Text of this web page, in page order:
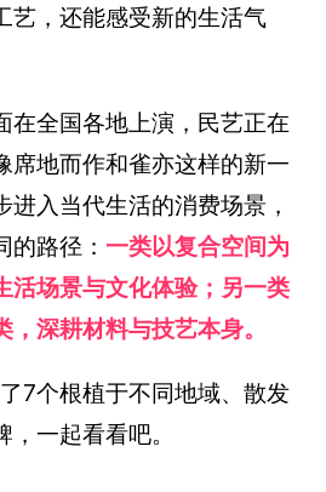
艺，还能感受新的生活气
在全国各地上演，民艺正在
席地而作和雀亦这样的新一
入当代生活的消费场景，
的路径：一类以复合空间为
活场景与文化体验；另一类
深耕材料与技艺本身。
7个根植于不同地域、散发
一起看看吧。